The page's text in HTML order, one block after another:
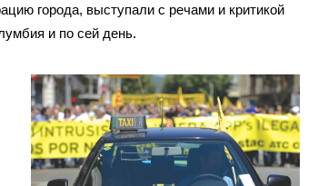
города, выступали с речами и критикой
и по сей день.